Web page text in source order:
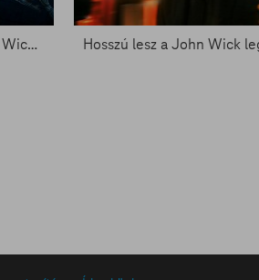
Marvel kedd és egy kis John Wick - Zacc nélkül 1656.